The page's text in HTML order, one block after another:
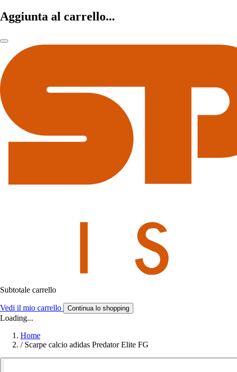
Aggiunta al carrello...
Subtotale carrello
Vedi il mio carrello Continua lo shopping
Loading...
Home
/ Scarpe calcio adidas Predator Elite FG